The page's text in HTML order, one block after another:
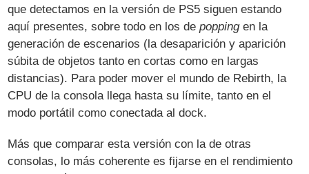
que detectamos en la versión de PS5 siguen estando
aquí presentes, sobre todo en los depoppingen la
generación de escenarios (la desaparición y aparición
súbita de objetos tanto en cortas como en largas
distancias). Para poder mover el mundo de Rebirth, la
CPU de la consola llega hasta su límite, tanto en el
modo portátil como conectada al dock.
Más que comparar esta versión con la de otras
consolas, lo más coherente es fijarse en el rendimiento